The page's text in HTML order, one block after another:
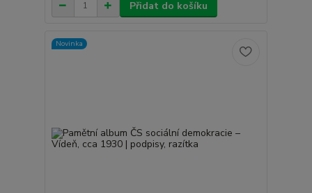
Přidat do košíku
Novinka